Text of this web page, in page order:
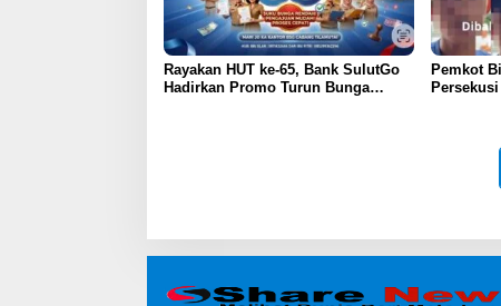
Rayakan HUT ke-65, Bank SulutGo
Hadirkan Promo Turun Bunga
Pemkot